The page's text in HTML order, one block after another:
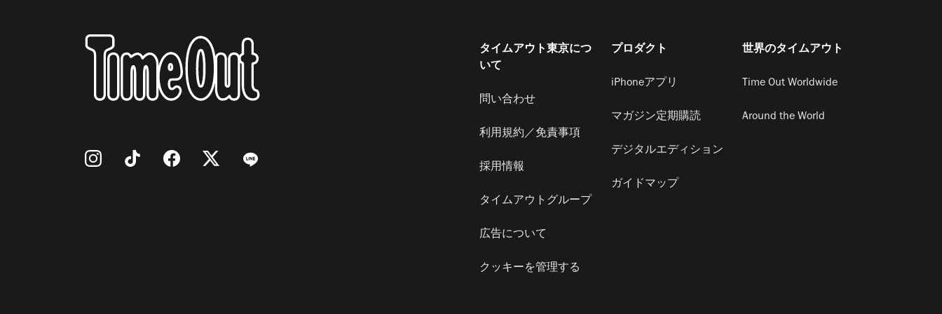
タイムアウト東京につ
いて
問い合わせ
利用規約／免責事項
採用情報
タイムアウトグループ
広告について
クッキーを管理する
プロダクト
iPhoneアプリ
マガジン定期購読
デジタルエディション
ガイドマップ
世界のタイムアウト
Time Out Worldwide
Around the World